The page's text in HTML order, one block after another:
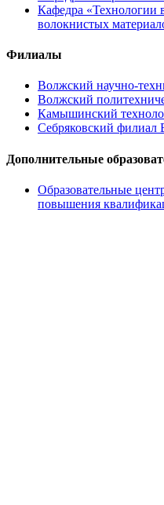
Кафедра «Технологии
волокнистых
Филиалы
Волжский научно-
Волжский
Камышинский
Себряковский филиал
Дополнительные
Образовательные
повышения